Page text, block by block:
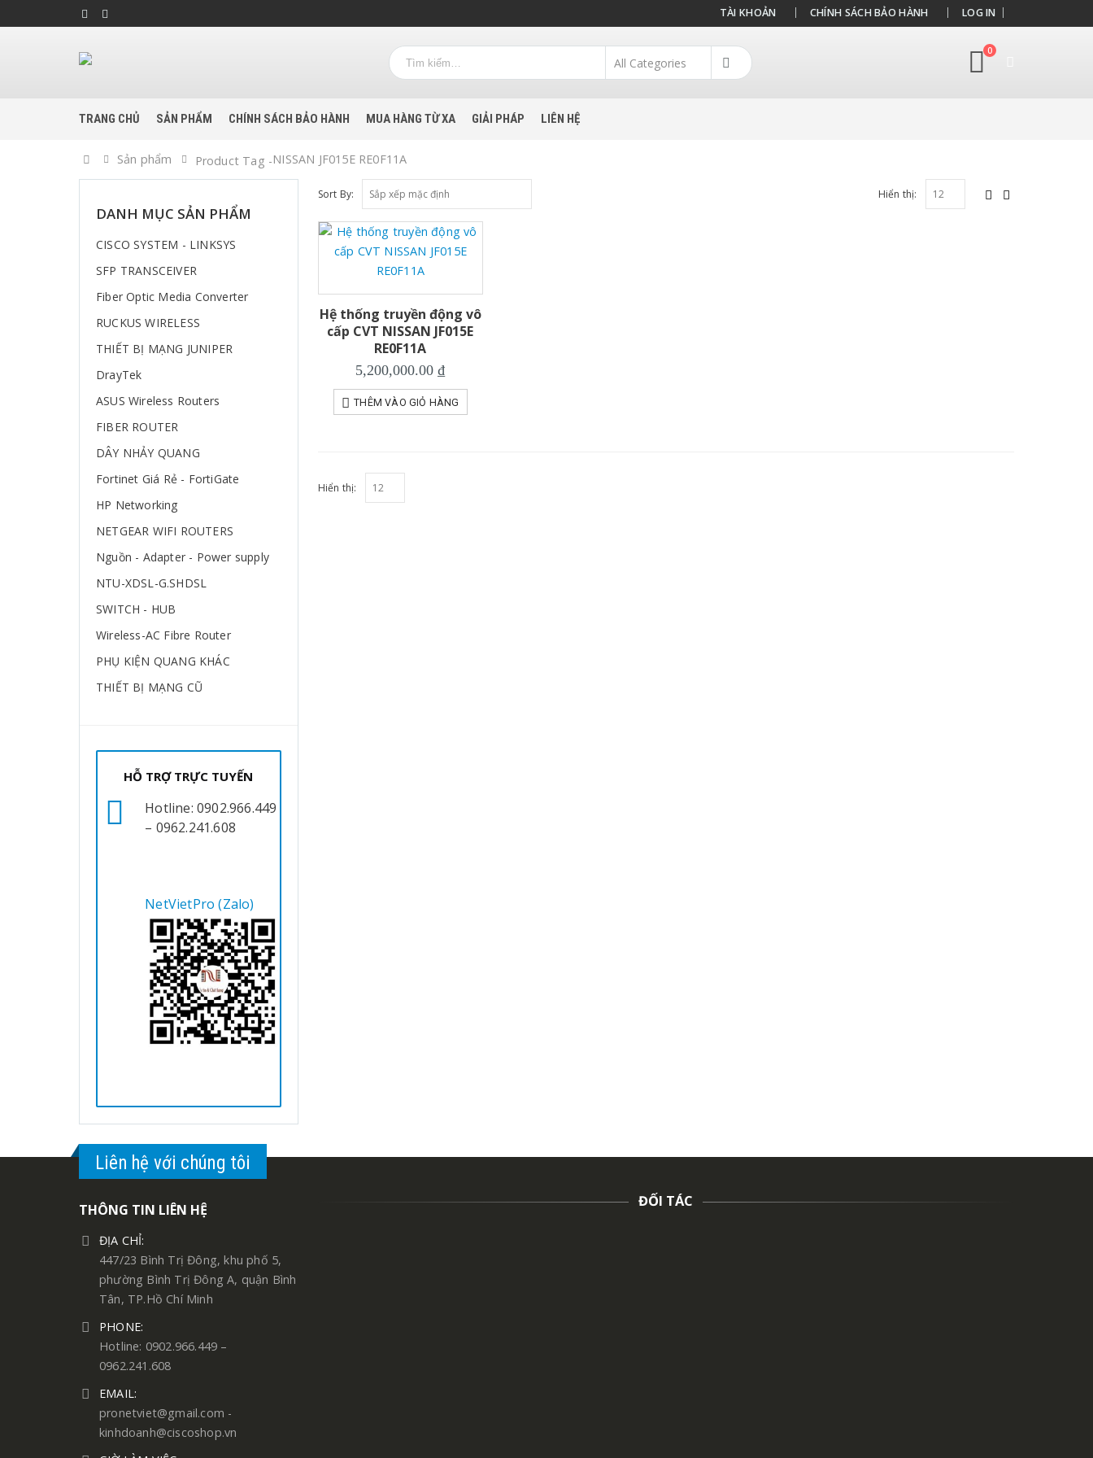
TÀI KHOẢN CHÍNH SÁCH BẢO HÀNH LOG IN
0
TRANG CHỦ SẢN PHẨM CHÍNH SÁCH BẢO HÀNH MUA HÀNG TỪ XA GIẢI PHÁP LIÊN HỆ
Home
Sản phẩm Product Tag -NISSAN JF015E RE0F11A
Sort By: Hiển thị:
Hệ thống truyền động vô
cấp CVT NISSAN JF015E
RE0F11A
5,200,000.00₫
THÊM VÀO GIỎ HÀNG
Hiển thị:
DANH MỤC SẢN PHẨM
CISCO SYSTEM - LINKSYS
SFP TRANSCEIVER
Fiber Optic Media Converter
RUCKUS WIRELESS
THIẾT BỊ MẠNG JUNIPER
DrayTek
ASUS Wireless Routers
FIBER ROUTER
DÂY NHẢY QUANG
Fortinet Giá Rẻ - FortiGate
HP Networking
NETGEAR WIFI ROUTERS
Nguồn - Adapter - Power supply
NTU-XDSL-G.SHDSL
SWITCH - HUB
Wireless-AC Fibre Router
PHỤ KIỆN QUANG KHÁC
THIẾT BỊ MẠNG CŨ
HỖ TRỢ TRỰC TUYẾN
Hotline: 0902.966.449
– 0962.241.608
NetVietPro (Zalo)
Liên hệ với chúng tôi
THÔNG TIN LIÊN HỆ
ĐỊA CHỈ:
447/23 Bình Trị Đông, khu phố 5,
phường Bình Trị Đông A, quận Bình
Tân, TP.Hồ Chí Minh
PHONE:
Hotline: 0902.966.449 –
0962.241.608
EMAIL:
pronetviet@gmail.com -
kinhdoanh@ciscoshop.vn
ĐỐI TÁC